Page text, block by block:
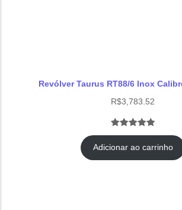
Revólver Taurus RT88/6 Inox
R$3,783.52
Avaliado
como5.00
de 5, com
1
Adicionar ao carrinho